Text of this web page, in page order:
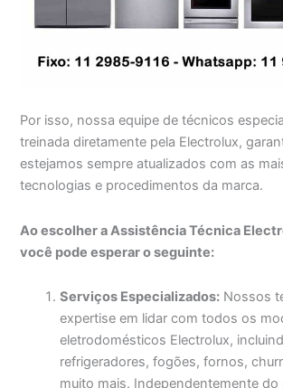
Por isso, nossa equipe de técnicos
treinada diretamente pela Electrolux,
estejamos sempre atualizados com as
tecnologias e procedimentos da marca.
Ao escolher a Assistência Técnica
você pode esperar o seguinte:
Serviços Especializados: Nossos
expertise em lidar com todos os
eletrodomésticos Electrolux,
refrigeradores, fogões, fornos,
muito mais. Independentemente do